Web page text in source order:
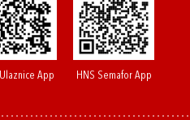
App HNS Semafor App